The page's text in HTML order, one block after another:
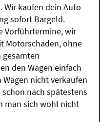
kaufen dein Auto
sofort Bargeld.
Vorführtermine, wir
Motorschaden, ohne
gesamten
den Wagen einfach
nicht verkaufen
nach spätestens
man sich wohl nicht